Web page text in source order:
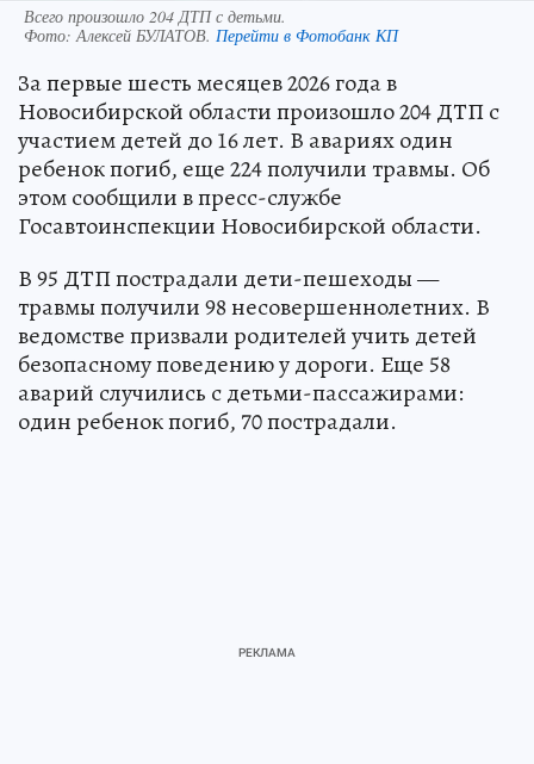
Всего произошло 204 ДТП с детьми.
Фото: Алексей БУЛАТОВ. Перейти в Фотобанк КП
За первые шесть месяцев 2026 года в
Новосибирской области произошло 204 ДТП с
участием детей до 16 лет. В авариях один
ребенок погиб, еще 224 получили травмы. Об
этом сообщили в пресс-службе
Госавтоинспекции Новосибирской области.
В 95 ДТП пострадали дети-пешеходы —
травмы получили 98 несовершеннолетних. В
ведомстве призвали родителей учить детей
безопасному поведению у дороги. Еще 58
аварий случились с детьми-пассажирами:
один ребенок погиб, 70 пострадали.